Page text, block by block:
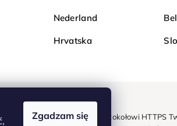
Zgadzam się
Nederland
Hrvatska
w Diamondi. Dzięki protokołowi HTTPS